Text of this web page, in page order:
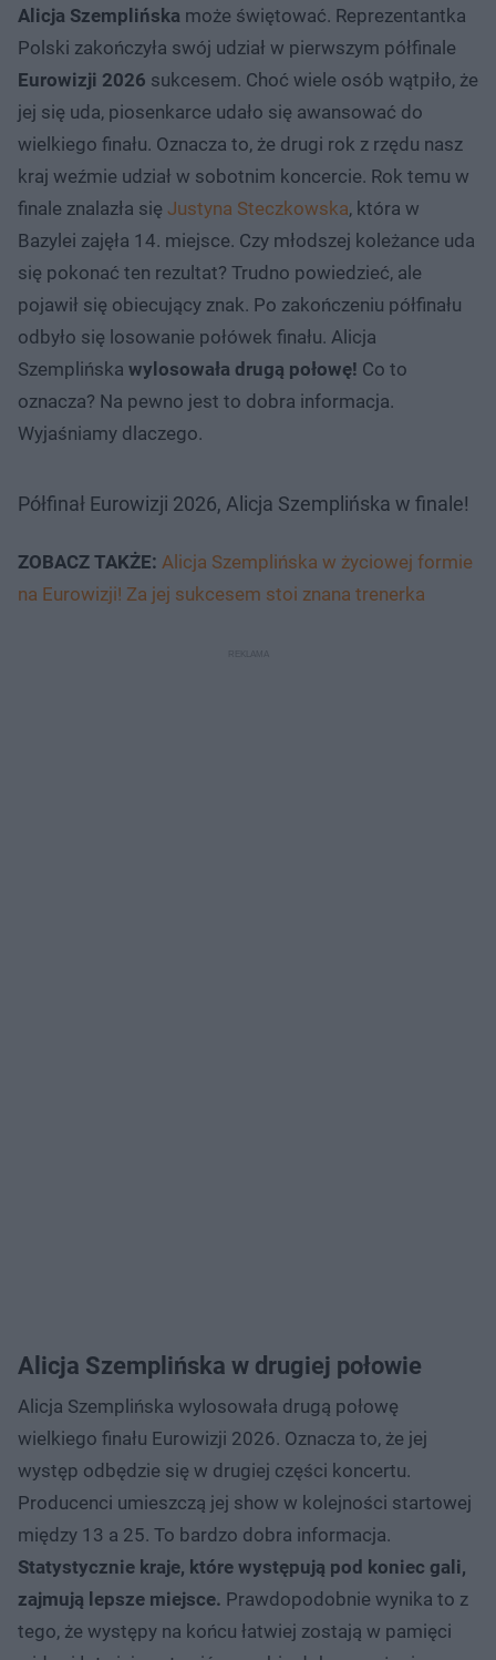
Alicja Szemplińska może świętować. Reprezentantka
Polski zakończyła swój udział w pierwszym półfinale
Eurowizji 2026 sukcesem. Choć wiele osób wątpiło, że
jej się uda, piosenkarce udało się awansować do
wielkiego finału. Oznacza to, że drugi rok z rzędu nasz
kraj weźmie udział w sobotnim koncercie. Rok temu w
finale znalazła się Justyna Steczkowska, która w
Bazylei zajęła 14. miejsce. Czy młodszej koleżance uda
się pokonać ten rezultat? Trudno powiedzieć, ale
pojawił się obiecujący znak. Po zakończeniu półfinału
odbyło się losowanie połówek finału. Alicja
Szemplińska wylosowała drugą połowę! Co to
oznacza? Na pewno jest to dobra informacja.
Wyjaśniamy dlaczego.
Półfinał Eurowizji 2026, Alicja Szemplińska w finale!
ZOBACZ TAKŻE: Alicja Szemplińska w życiowej formie
na Eurowizji! Za jej sukcesem stoi znana trenerka
Alicja Szemplińska w drugiej połowie
Alicja Szemplińska wylosowała drugą połowę
wielkiego finału Eurowizji 2026. Oznacza to, że jej
występ odbędzie się w drugiej części koncertu.
Producenci umieszczą jej show w kolejności startowej
między 13 a 25. To bardzo dobra informacja.
Statystycznie kraje, które występują pod koniec gali,
zajmują lepsze miejsce. Prawdopodobnie wynika to z
tego, że występy na końcu łatwiej zostają w pamięci